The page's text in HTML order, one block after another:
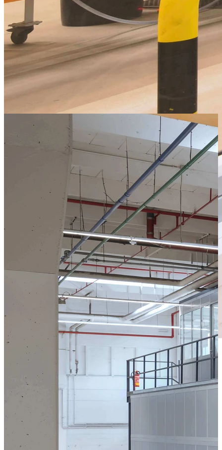
optimal genutzt und bestehende Fenster mit einbezogen.
Die Büros im Obergeschoss sind mit einem Laufgang auf die
Zwischendecke montiert. Das Untergeschoss welches als
Labor und
Messbereich dient, misst eine Sonderinnenhöhe von ca. 3,80 m.
DieHallenbüros
gewähren Einblick in die Produktionsumgebung
und sind dank einer speziellen Verglasung mit einem erweiterten
Schallschutz für Industriehallen ausgestattet.
Außen